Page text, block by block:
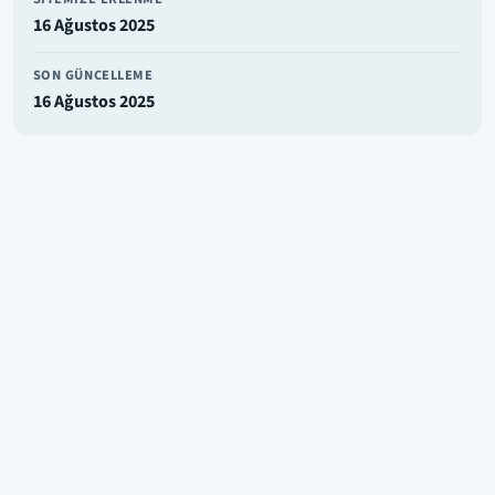
16 Ağustos 2025
SON GÜNCELLEME
16 Ağustos 2025